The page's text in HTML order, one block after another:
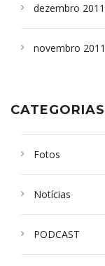
dezembro 2011
novembro 2011
CATEGORIAS
Fotos
Notícias
PODCAST